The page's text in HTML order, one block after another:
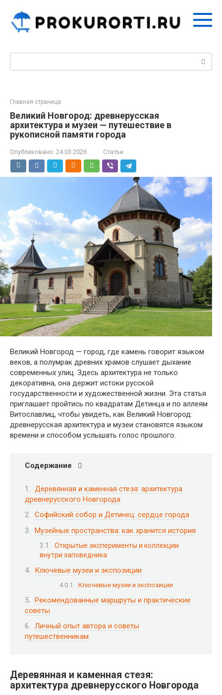
контенту
Поиск:
Главная страница
Великий Новгород: древнерусская
архитектура и музеи — путешествие в
рукописной памяти города
Опубликовано: 24.03.2026 Статьи
Великий Новгород — город, где камень говорит языком
веков, а полумрак древних храмов слушает дыхание
современных улиц. Здесь архитектура не только
декоративна, она держит истоки русской
государственности и художественной жизни. Эта статья
приглашает пройтись по квадратам Детинца и по аллеям
Витославлиц, чтобы увидеть, как Великий Новгород:
древнерусская архитектура и музеи становятся языком
времени и способом услышать голос прошлого.
Содержание
Деревянная и каменная стезя: архитектура
древнерусского Новгорода
Софийский собор и Детинец: сердце города
Музейные пространства: как хранится история
Открытые эксперименты и коллекции
внутри заповедника
Ключевые музеи и экспозиции
Ключевые музеи и экспозиции
Рекомендованные маршруты и практические
советы
Личный опыт автора и советы
путешественникам
Деревянная и каменная стезя:
архитектура древнерусского Новгорода